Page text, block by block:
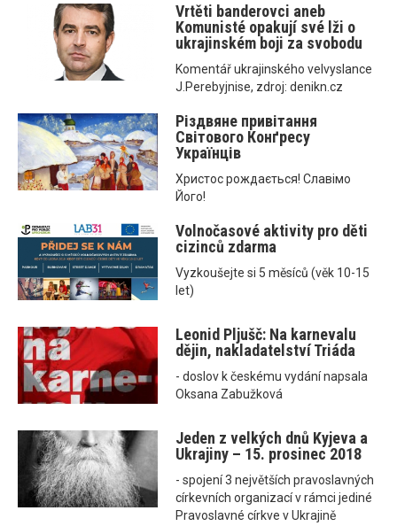
Vrtěti banderovci aneb
Komunisté opakují své lži o
ukrajinském boji za svobodu
Komentář ukrajinského velvyslance
J.Perebyjnise, zdroj: denikn.cz
Різдвяне привітання
Світового Конґресу
Українців
Христос рождається! Славімо
Його!
Volnočasové aktivity pro děti
cizinců zdarma
Vyzkoušejte si 5 měsíců (věk 10-15
let)
Leonid Pljušč: Na karnevalu
dějin, nakladatelství Triáda
- doslov k českému vydání napsala
Oksana Zabužková
Jeden z velkých dnů Kyjeva a
Ukrajiny – 15. prosinec 2018
- spojení 3 největších pravoslavných
církevních organizací v rámci jediné
Pravoslavné církve v Ukrajině